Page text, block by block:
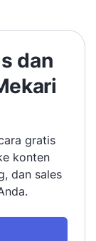
dan
gratis
konten
dan sales